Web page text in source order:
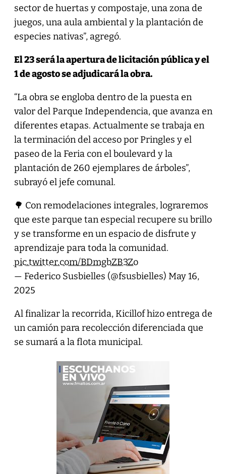
sector de huertas y compostaje, una zona de
juegos, una aula ambiental y la plantación de
especies nativas”, agregó.
El 23 será la apertura de licitación pública y el
1 de agosto se adjudicará la obra.
“La obra se engloba dentro de la puesta en
valor del Parque Independencia, que avanza en
diferentes etapas. Actualmente se trabaja en
la terminación del acceso por Pringles y el
paseo de la Feria con el boulevard y la
plantación de 260 ejemplares de árboles”,
subrayó el jefe comunal.
🌳 Con remodelaciones integrales, lograremos
que este parque tan especial recupere su brillo
y se transforme en un espacio de disfrute y
aprendizaje para toda la comunidad.
pic.twitter.com/BDmgbZB3Zo
— Federico Susbielles (@fsusbielles) May 16,
2025
Al finalizar la recorrida, Kicillof hizo entrega de
un camión para recolección diferenciada que
se sumará a la flota municipal.